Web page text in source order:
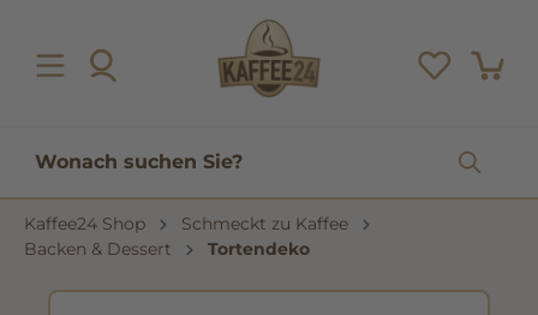
Kaffee24 Shop
Schmeckt zu Kaffee
Backen & Dessert
Tortendeko